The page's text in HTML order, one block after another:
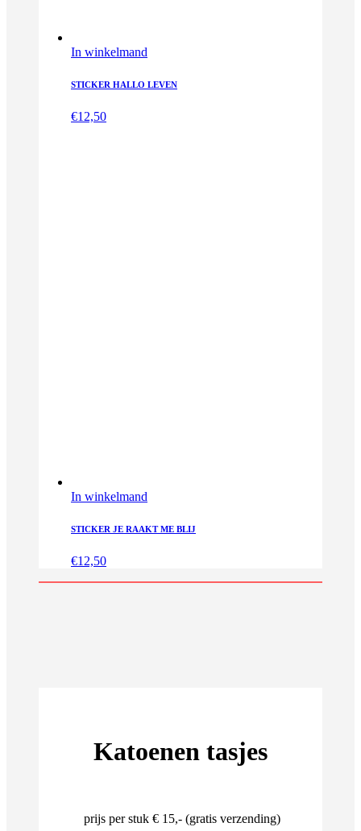
In winkelmand
STICKER HALLO LEVEN
€12,50
In winkelmand
STICKER JE RAAKT ME BLIJ
€12,50
Katoenen tasjes
prijs per stuk € 15,- (gratis verzending)